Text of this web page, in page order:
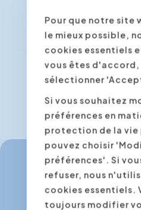
+32 3
Pour que notre site
le mieux possible,
cookies essentiels
vous êtes d'accord,
sélectionner
Si vous souhaitez
préférences en
protection de la vie
pouvez choisir
préférences'. Si
refuser, nous
cookies essentiels.
toujours modifier